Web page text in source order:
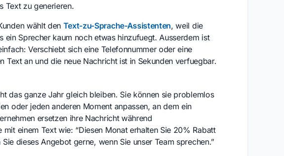
Text zu generieren.
wählt den Text-zu-Sprache-Assistenten, weil die
ein Sprecher kaum noch etwas hinzufuegt. Ausserdem ist
Verschiebt sich eine Telefonnummer oder eine
Text an und die neue Nachricht ist in Sekunden verfuegbar.
das ganze Jahr gleich bleiben. Sie können sie problemlos
oder jeden anderen Moment anpassen, an dem ein
ersetzen ihre Nachricht während
einem Text wie: “Diesen Monat erhalten Sie 20% Rabatt
dieses Angebot gerne, wenn Sie unser Team sprechen.”